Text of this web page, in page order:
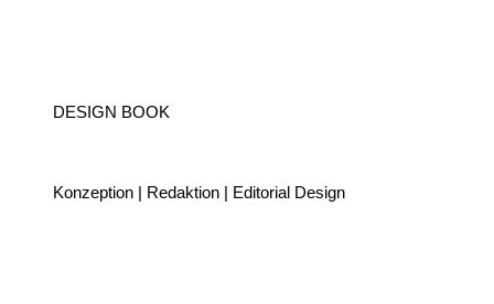
DESIGN BOOK
Konzeption | Redaktion | Editorial Design